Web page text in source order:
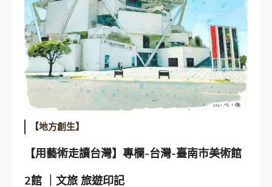
【地方創生】
【用藝術走讀台灣】專欄-台灣-臺南市美術館
2館 ｜文旅 旅遊印記